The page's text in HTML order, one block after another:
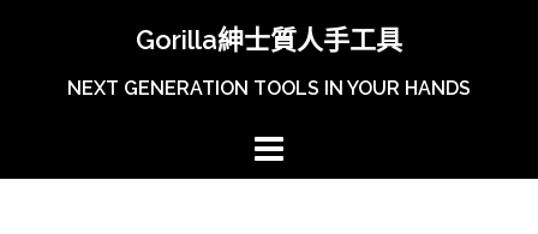
區
Gorilla紳士質人手工具
NEXT GENERATION TOOLS IN YOUR HANDS